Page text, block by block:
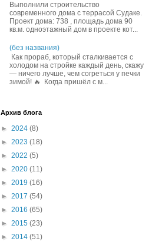
Выполнили строительство
современного дома с террасой Судаке.
Проект дома: 738 , площадь дома 90
кв.м. одноэтажный дом в проекте кот...
(без названия)
Как прораб, который сталкивается с
холодом на стройке каждый день, скажу
— ничего лучше, чем согреться у печки
зимой! 🔥 Когда пришёл с м...
Архив блога
► 2024 (8)
► 2023 (18)
► 2022 (5)
► 2020 (11)
► 2019 (16)
► 2017 (54)
► 2016 (65)
► 2015 (23)
► 2014 (51)